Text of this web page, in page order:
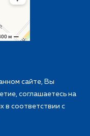
сайте, Вы
соглашаетесь на
в соответствии с